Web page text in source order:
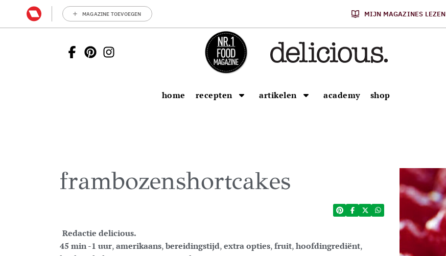
MAGAZINE TOEVOEGEN MIJN MAGAZINES LEZEN
home recepten artikelen academy shop
frambozenshortcakes
Redactie delicious.
45 min -1 uur,amerikaans,bereidingstijd,extra opties,fruit,hoofdingrediënt,